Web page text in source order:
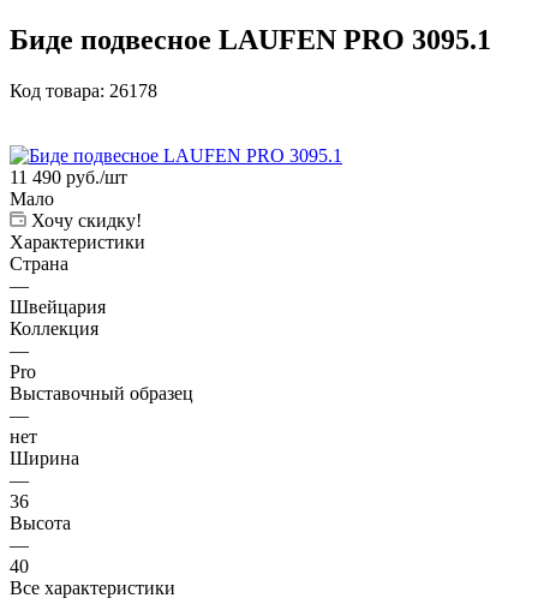
Биде подвесное LAUFEN PRO 3095.1
Код товара: 26178
11 490 руб./шт
Мало
Хочу скидку!
Характеристики
Страна
—
Швейцария
Коллекция
—
Pro
Выставочный образец
—
нет
Ширина
—
36
Высота
—
40
Все характеристики